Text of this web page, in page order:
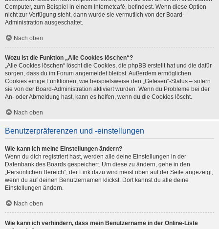
Computer, zum Beispiel in einem Internetcafé, befindest. Wenn diese Option
nicht zur Verfügung steht, dann wurde sie vermutlich von der Board-
Administration ausgeschaltet.
Nach oben
Wozu ist die Funktion „Alle Cookies löschen“?
„Alle Cookies löschen“ löscht die Cookies, die phpBB erstellt hat und die dafür
sorgen, dass du im Forum angemeldet bleibst. Außerdem ermöglichen
Cookies einige Funktionen, wie beispielsweise den „Gelesen“-Status – sofern
sie von der Board-Administration aktiviert wurden. Wenn du Probleme bei der
An- oder Abmeldung hast, kann es helfen, wenn du die Cookies löscht.
Nach oben
Benutzerpräferenzen und -einstellungen
Wie kann ich meine Einstellungen ändern?
Wenn du dich registriert hast, werden alle deine Einstellungen in der
Datenbank des Boards gespeichert. Um diese zu ändern, gehe in den
„Persönlichen Bereich“; der Link dazu wird meist oben auf der Seite angezeigt,
wenn du auf deinen Benutzernamen klickst. Dort kannst du alle deine
Einstellungen ändern.
Nach oben
Wie kann ich verhindern, dass mein Benutzername in der Online-Liste